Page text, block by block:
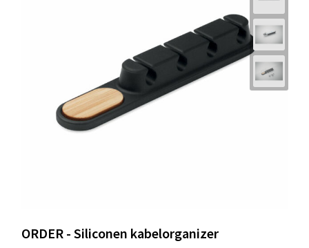
ORDER - Siliconen kabelorganizer